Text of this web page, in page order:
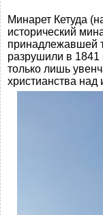
Минарет Кетуда
исторический
принадлежавшей
разрушили в 1841
только лишь
христианства над